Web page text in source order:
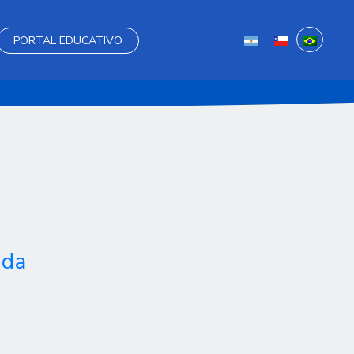
PORTAL EDUCATIVO